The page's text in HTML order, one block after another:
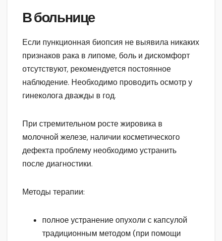
В больнице
Если пункционная биопсия не выявила никаких
признаков рака в липоме, боль и дискомфорт
отсутствуют, рекомендуется постоянное
наблюдение. Необходимо проводить осмотр у
гинеколога дважды в год.
При стремительном росте жировика в
молочной железе, наличии косметического
дефекта проблему необходимо устранить
после диагностики.
Методы терапии:
полное устранение опухоли с капсулой
традиционным методом (при помощи